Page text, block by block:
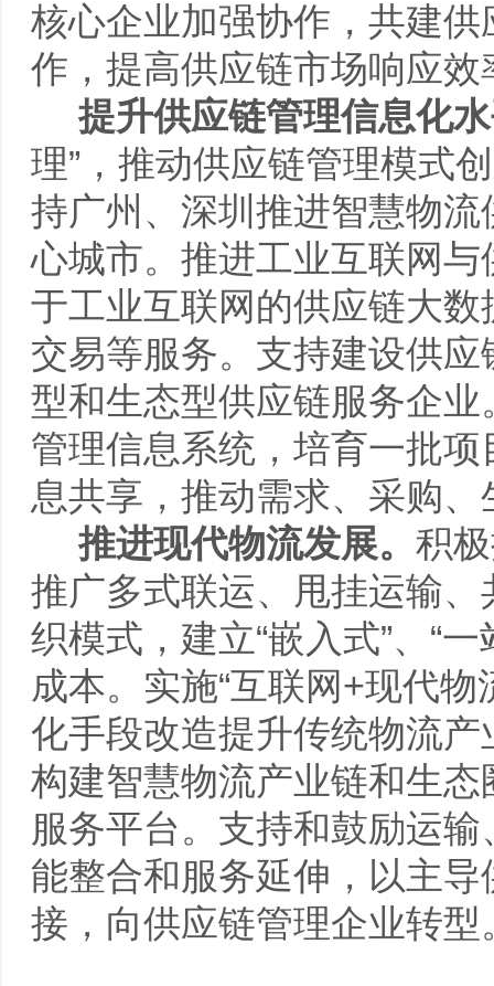
核心企业加强协作，共建
作，提高供应链市场响应
提升供应链管理信息化
理”，推动供应链管理模式
持广州、深圳推进智慧物
心城市。推进工业互联网
于工业互联网的供应链大
交易等服务。支持建设供
型和生态型供应链服务企
管理信息系统，培育一批
息共享，推动需求、采购
推进现代物流发展。 积
推广多式联运、甩挂运输
织模式，建立“嵌入式”、“
成本。实施“互联网+现代
化手段改造提升传统物流
构建智慧物流产业链和生
服务平台。支持和鼓励运
能整合和服务延伸，以主
接，向供应链管理企业转型